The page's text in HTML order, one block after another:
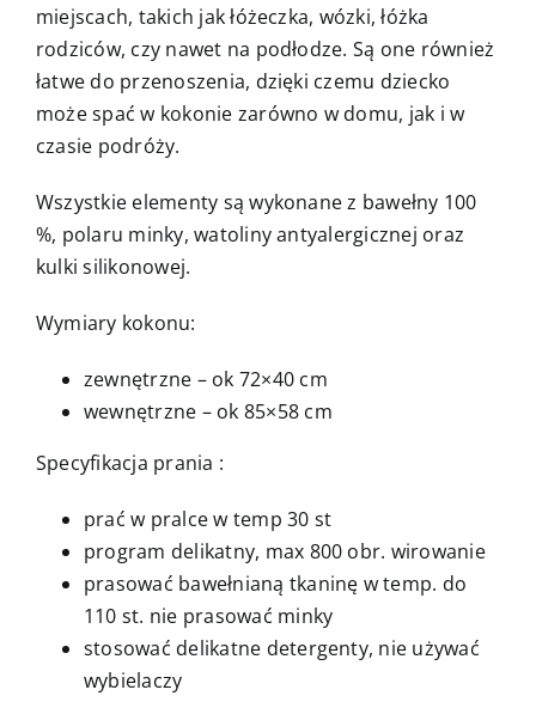
miejscach, takich jak łóżeczka, wózki, łóżka
rodziców, czy nawet na podłodze. Są one również
łatwe do przenoszenia, dzięki czemu dziecko
może spać w kokonie zarówno w domu, jak i w
czasie podróży.
Wszystkie elementy są wykonane z bawełny 100
%, polaru minky, watoliny antyalergicznej oraz
kulki silikonowej.
Wymiary kokonu:
zewnętrzne – ok 72×40 cm
wewnętrzne – ok 85×58 cm
Specyfikacja prania :
prać w pralce w temp 30 st
program delikatny, max 800 obr. wirowanie
prasować bawełnianą tkaninę w temp. do
110 st. nie prasować minky
stosować delikatne detergenty, nie używać
wybielaczy